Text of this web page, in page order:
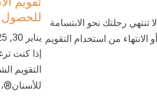
رحلتك نحو الابتسامة
الانتهاء من استخدام التقويم
للحصول
يناير 30, 2025
إذا كنت
التقويم